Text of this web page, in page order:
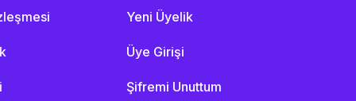
Yeni Üyelik
Üye Girişi
Şifremi Unuttum